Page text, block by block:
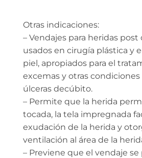
Otras indicaciones:
– Vendajes para heridas post
usados en cirugía plástica y
piel, apropiados para el
excemas y otras condiciones
úlceras decúbito.
– Permite que la herida
tocada, la tela impregnada
exudación de la herida y
ventilación al área de la
– Previene que el vendaje se